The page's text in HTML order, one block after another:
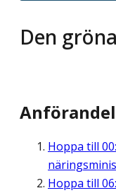
Den
Hoppa till
Hoppa till